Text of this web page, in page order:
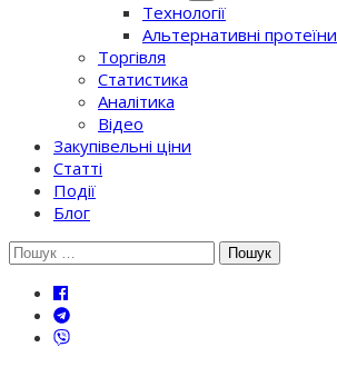
Технології
Альтернативні протеїни
Торгівля
Статистика
Аналітика
Відео
Закупівельні ціни
Статті
Події
Блог
Шукати: